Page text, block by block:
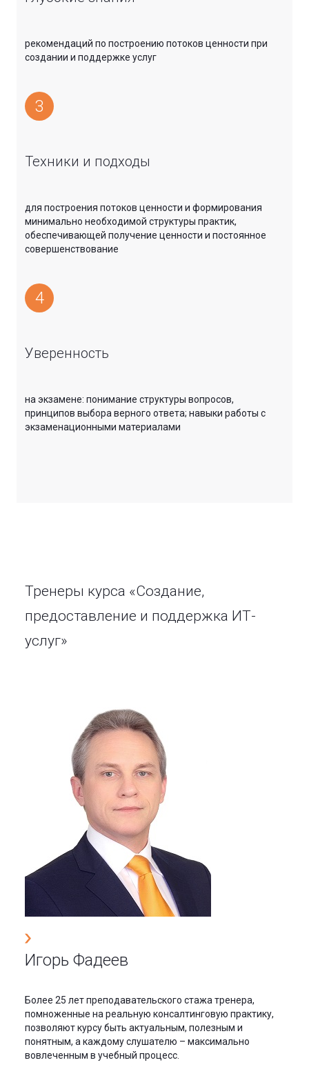
рекомендаций по построению потоков ценности при
создании и поддержке услуг
3
Техники и подходы
для построения потоков ценности и формирования
минимально необходимой структуры практик,
обеспечивающей получение ценности и постоянное
совершенствование
4
Уверенность
на экзамене: понимание структуры вопросов,
принципов выбора верного ответа; навыки работы с
экзаменационными материалами
Тренеры курса «Создание,
предоставление и поддержка ИТ-
услуг»
Игорь Фадеев
Более 25 лет преподавательского стажа тренера,
помноженные на реальную консалтинговую практику,
позволяют курсу быть актуальным, полезным и
понятным, а каждому слушателю – максимально
вовлеченным в учебный процесс.